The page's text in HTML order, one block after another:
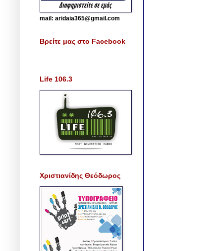
mail: aridaia365@gmail.com
Βρείτε μας στο Facebook
Life 106.3
Χριστιανίδης Θεόδωρος